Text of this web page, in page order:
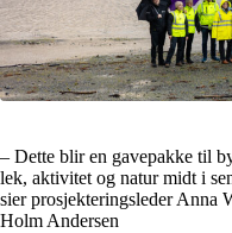
– Dette blir en gavepakke til
lek, aktivitet og natur midt i
sier prosjekteringsleder Anna
Holm Andersen